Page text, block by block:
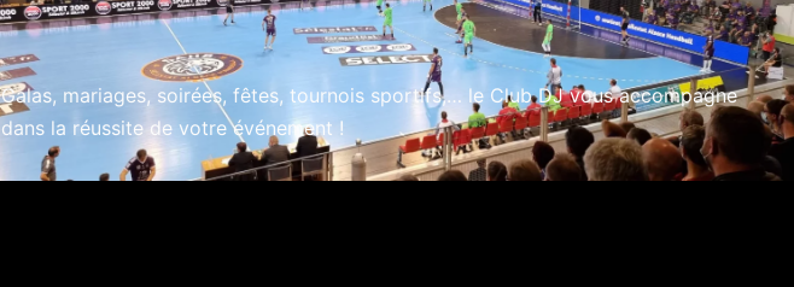
Galas, mariages, soirées, fêtes, tournois sportifs,… le Club DJ vous accompagne
dans la réussite de votre événement !